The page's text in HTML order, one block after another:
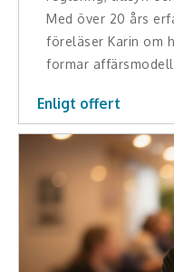
Försäljning,
kundfokus
Förändring,
Hälsa, friskvård
Innovation,
intraprenörskap
Kommunikation och
Med över 20 års
föreläser Karin om
formar
Enligt offert